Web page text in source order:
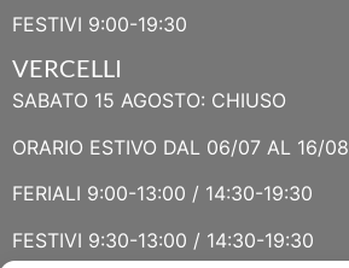
FESTIVI 9:00-19:30
VERCELLI
SABATO 15 AGOSTO: CHIUSO
ORARIO ESTIVO DAL 06/07 AL 16/08
FERIALI 9:00-13:00 / 14:30-19:30
FESTIVI 9:30-13:00 / 14:30-19:30